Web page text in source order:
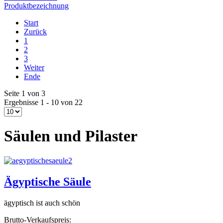
Produktbezeichnung
Start
Zurück
1
2
3
Weiter
Ende
Seite 1 von 3
Ergebnisse 1 - 10 von 22
Säulen und Pilaster
Ägyptische Säule
ägyptisch ist auch schön
Brutto-Verkaufspreis: